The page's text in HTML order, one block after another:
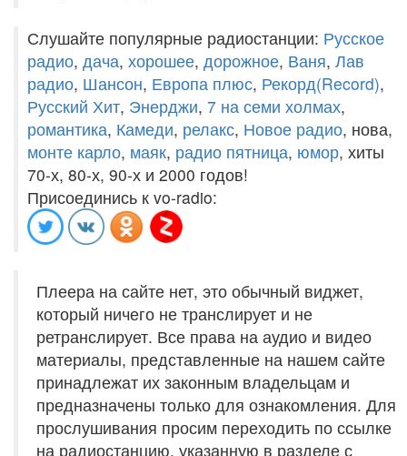
Слушайте популярные радиостанции: Русское
радио, дача, хорошее, дорожное, Ваня, Лав
радио, Шансон, Европа плюс, Рекорд(Record),
Русский Хит, Энерджи, 7 на семи холмах,
романтика, Камеди, релакс, Новое радио, нова,
монте карло, маяк, радио пятница, юмор, хиты
70-х, 80-х, 90-х и 2000 годов!
Присоединись к vo-radio:
Плеера на сайте нет, это обычный виджет,
который ничего не транслирует и не
ретранслирует. Все права на аудио и видео
материалы, представленные на нашем сайте
принадлежат их законным владельцам и
предназначены только для ознакомления. Для
прослушивания просим переходить по ссылке
на радиостанцию, указанную в разделе с